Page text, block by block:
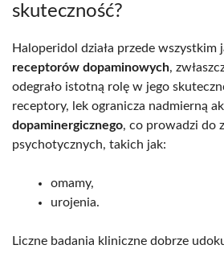
skuteczność?
Haloperidol działa przede wszystkim
receptorów dopaminowych,
odegrało istotną rolę w jego
receptory, lek ogranicza nadmierną
dopaminergicznego, co prowadzi do
psychotycznych, takich jak:
omamy,
urojenia.
Liczne badania kliniczne dobrze